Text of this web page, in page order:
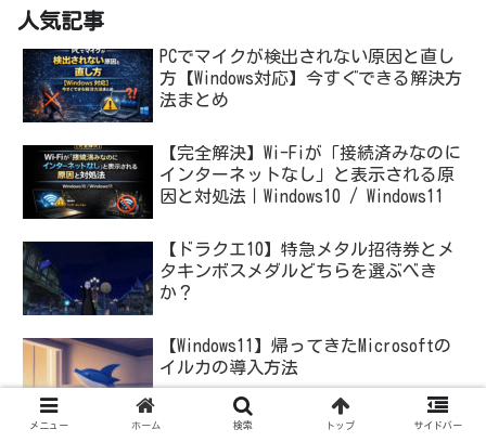
人気記事
PCでマイクが検出されない原因と直し
方【Windows対応】今すぐできる解決方
法まとめ
【完全解決】Wi-Fiが「接続済みなのに
インターネットなし」と表示される原
因と対処法｜Windows10 / Windows11
【ドラクエ10】特急メタル招待券とメ
タキンボスメダルどちらを選ぶべき
か？
【Windows11】帰ってきたMicrosoftの
イルカの導入方法
メニュー ホーム 検索 トップ サイドバー